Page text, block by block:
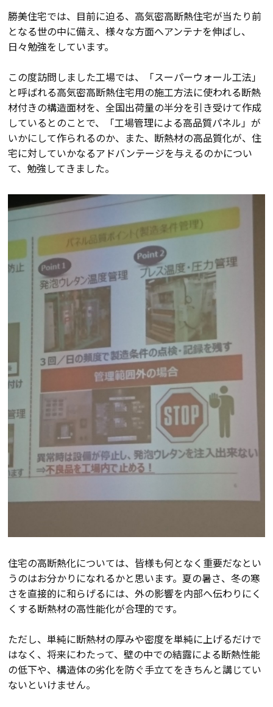
分譲モデルハウス
手間ひまかけた家づくり
KATSUMIの標準仕様 和暮-なごみ-
素材とデザイン
耐震性能+制震性能
断熱・気密性能と快適性
長期優良住宅
施工実績
イベント・見学会
モデルハウス紹介
お客様の声
経営理念・
会社案内
スタッフ紹介
KATSUMIの
採用情報
家づくりサポート
勝美住宅では、目前に迫る、高気密高断熱住宅が当たり前
となる世の中に備え、様々な方面へアンテナを伸ばし、
日々勉強をしています。
この度訪問しました工場では、「スーパーウォール工法」
と呼ばれる高気密高断熱住宅用の施工方法に使われる断熱
材付きの構造面材を、全国出荷量の半分を引き受けて作成
しているとのことで、「工場管理による高品質パネル」が
いかにして作られるのか、また、断熱材の高品質化が、住
宅に対していかなるアドバンテージを与えるのかについ
て、勉強してきました。
住宅の高断熱化については、皆様も何となく重要だなとい
うのはお分かりになれるかと思います。夏の暑さ、冬の寒
さを直接的に和らげるには、外の影響を内部へ伝わりにく
くする断熱材の高性能化が合理的です。
ただし、単純に断熱材の厚みや密度を単純に上げるだけで
はなく、将来にわたって、壁の中での結露による断熱性能
の低下や、構造体の劣化を防ぐ手立てをきちんと講じてい
ないといけません。